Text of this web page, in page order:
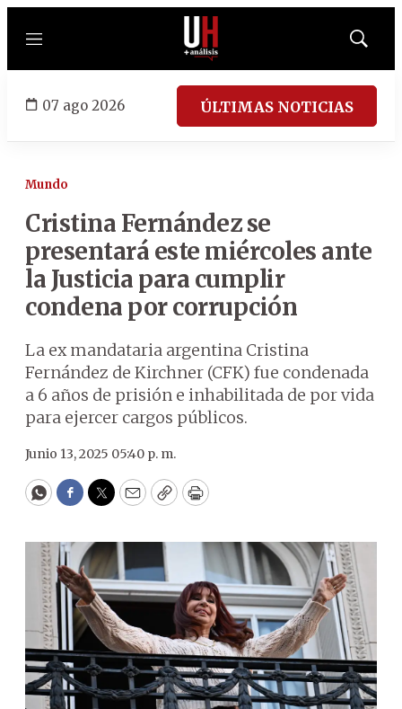
Menú
Mostrar
07 ago 2026 ÚLTIMAS NOTICIAS
Mundo
Cristina Fernández se
presentará este miércoles ante
la Justicia para cumplir
condena por corrupción
La ex mandataria argentina Cristina
Fernández de Kirchner (CFK) fue condenada
a 6 años de prisión e inhabilitada de por vida
para ejercer cargos públicos.
Junio 13, 2025 05:40 p. m.
WhatsApp
Facebook
Twitter
EmailCopyPrint